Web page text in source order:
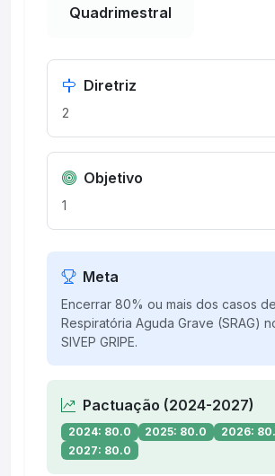
Quadrimestral
Diretriz
2
Objetivo
1
Meta
Encerrar 80% ou mais dos casos
Respiratória Aguda Grave (SRAG)
SIVEP GRIPE.
Pactuação (2024-2027)
2024: 80.0 2025: 80.0
2026:
2027: 80.0